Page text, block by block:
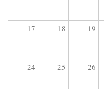
17 18 19
24 25 26